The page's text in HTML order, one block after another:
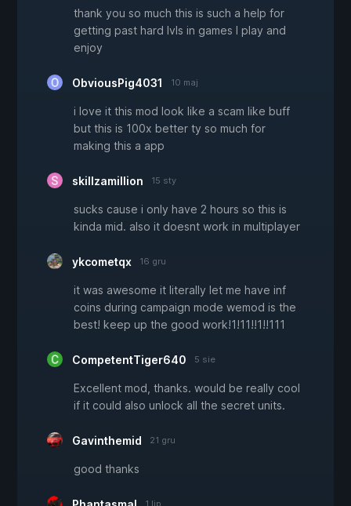
thank you so much this is such a help for
getting past hard lvls in games I play and
enjoy
ObviousPig4031 10 maj
i love it this mod look like a scam like buff
but this is 100x better ty so much for
making this a app
skillzamillion 15 sty
sucks cause i only have 2 hours so this is
kinda mid. also it doesnt work in multiplayer
ykcometqx 16 gru
it was awesome it literally let me have inf
coins during campaign mode wemod is the
best! keep up the good work!1!11!!1!!111
CompetentTiger640 5 sie
Excellent mod, thanks. would be really cool
if it could also unlock all the secret units.
Gavinthemid 21 gru
good thanks